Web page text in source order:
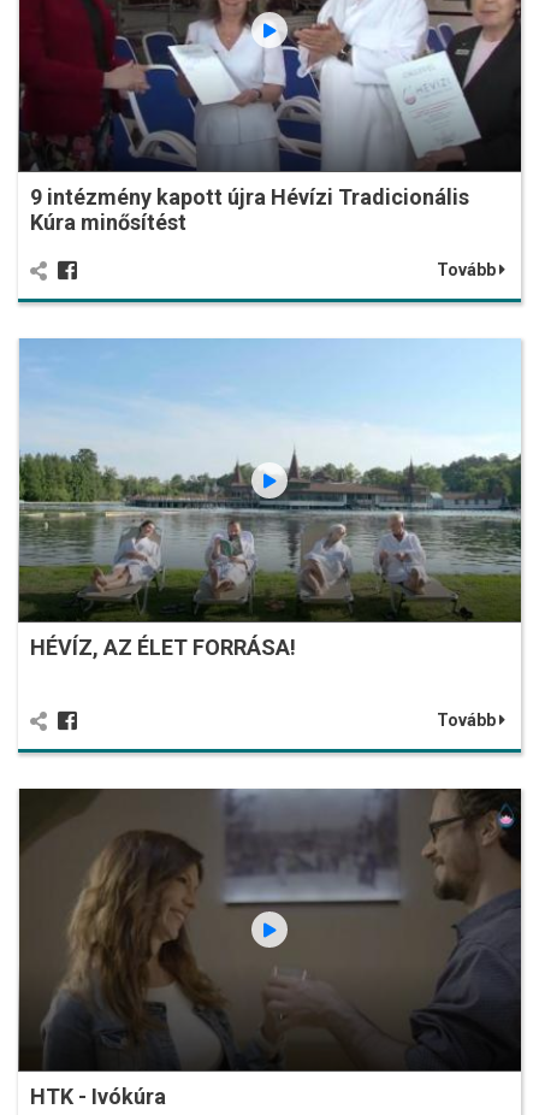
9 intézmény kapott újra Hévízi Tradicionális
Kúra minősítést
Tovább
HÉVÍZ, AZ ÉLET FORRÁSA!
Tovább
HTK - Ivókúra